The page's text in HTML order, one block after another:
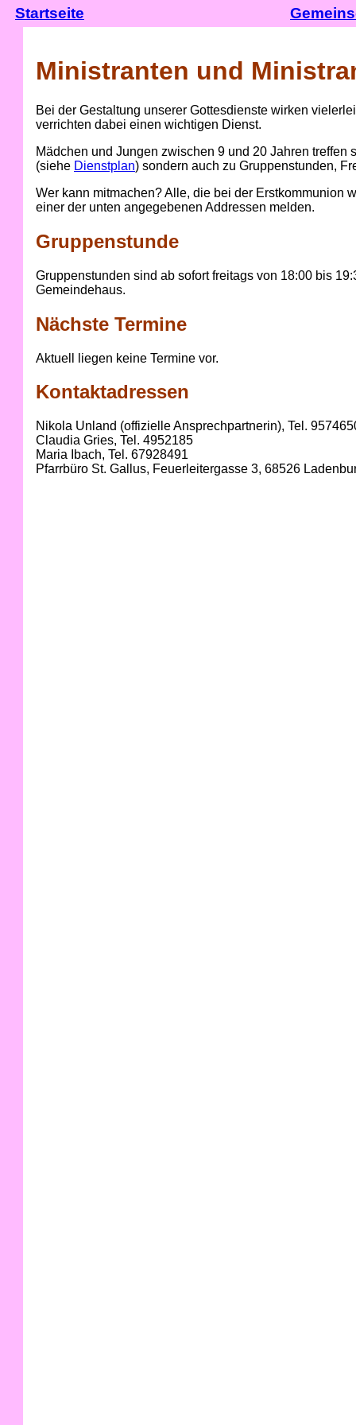
Startseite
Ministranten und
Bei der Gestaltung unserer Gottesdienste wirken
verrichten dabei einen wichtigen Dienst.
Mädchen und Jungen zwischen 9 und 20 Jahren treffen
(siehe Dienstplan) sondern auch zu Gruppenstunden,
Wer kann mitmachen? Alle, die bei der Erstkommunion
einer der unten angegebenen Addressen melden.
Gruppenstunde
Gruppenstunden sind ab sofort freitags von 18:00 bis
Gemeindehaus.
Nächste Termine
Aktuell liegen keine Termine vor.
Kontaktadressen
Nikola Unland (offizielle Ansprechpartnerin), Tel.
Claudia Gries, Tel. 4952185
Maria Ibach, Tel. 67928491
Pfarrbüro St. Gallus, Feuerleitergasse 3, 68526